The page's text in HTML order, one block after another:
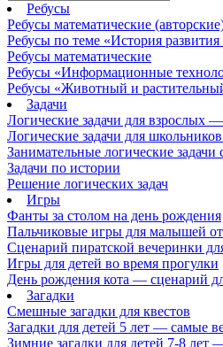
Ребусы
Ребусы математические
Ребусы по теме «История
Ребусы математические
Ребусы «Информационные
Ребусы «Животный и
Задачи
Логические задачи для взрослых
Логические задачи для
Занимательные логические задачи
Задачи по истории
Решение логических задач
Игры
Фанты за столом на день рождения
Пальчиковые игры для малышей от
Сценарий пиратской вечеринки
Игры для детей во время прогулки
День рождения кота — сценарий
Загадки
Смешные загадки для квестов
Загадки для детей 5 лет — самые
Зимние загадки для детей 7-8 лет